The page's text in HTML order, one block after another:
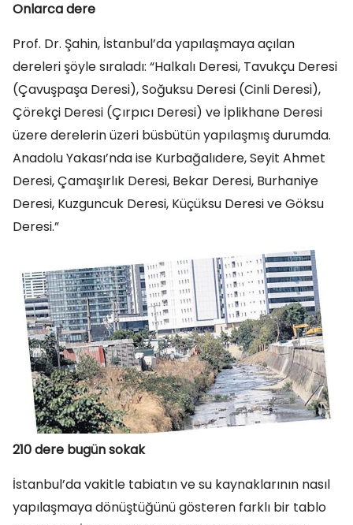
Onlarca dere
Prof. Dr. Şahin, İstanbul’da yapılaşmaya açılan
dereleri şöyle sıraladı: “Halkalı Deresi, Tavukçu Deresi
(Çavuşpaşa Deresi), Soğuksu Deresi (Cinli Deresi),
Çörekçi Deresi (Çırpıcı Deresi) ve İplikhane Deresi
üzere derelerin üzeri büsbütün yapılaşmış durumda.
Anadolu Yakası’nda ise Kurbağalıdere, Seyit Ahmet
Deresi, Çamaşırlık Deresi, Bekar Deresi, Burhaniye
Deresi, Kuzguncuk Deresi, Küçüksu Deresi ve Göksu
Deresi.”
210 dere bugün sokak
İstanbul’da vakitle tabiatın ve su kaynaklarının nasıl
yapılaşmaya dönüştüğünü gösteren farklı bir tablo